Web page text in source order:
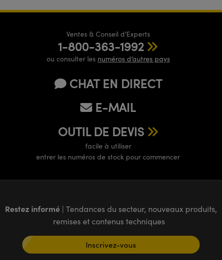
Ventes & Conseil d’Experts
1-800-363-1992
ou consulter les numéros d’autres pays
CHAT EN DIRECT
E-MAIL
OUTIL DE DEVIS
facile à utiliser
entrer les numéros de stock pour commencer
Restez informé | Tendances du secteur, nouveaux produits,
remises et contenus techniques
Inscrivez-vous